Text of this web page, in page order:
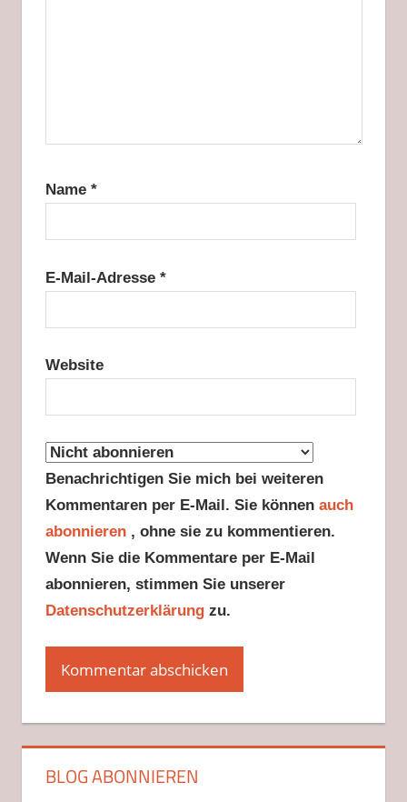
Name *
E-Mail-Adresse *
Website
Benachrichtigen Sie mich bei weiteren
Kommentaren per E-Mail. Sie können auch
abonnieren , ohne sie zu kommentieren.
Wenn Sie die Kommentare per E-Mail
abonnieren, stimmen Sie unserer
Datenschutzerklärungzu.
BLOG ABONNIEREN